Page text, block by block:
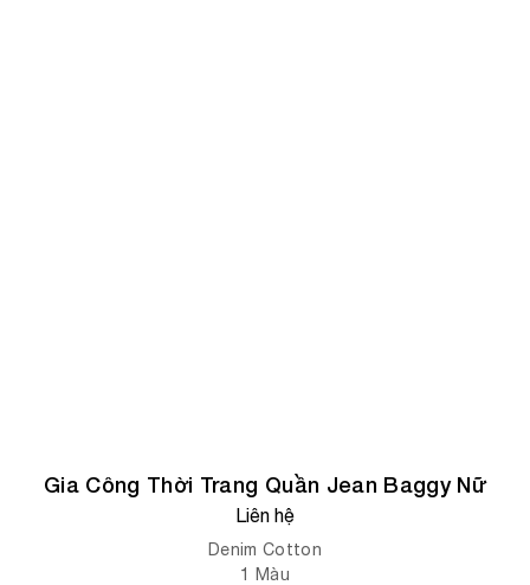
Gia Công Thời Trang Quần Jean Baggy Nữ
Liên hệ
Denim Cotton
1
Màu